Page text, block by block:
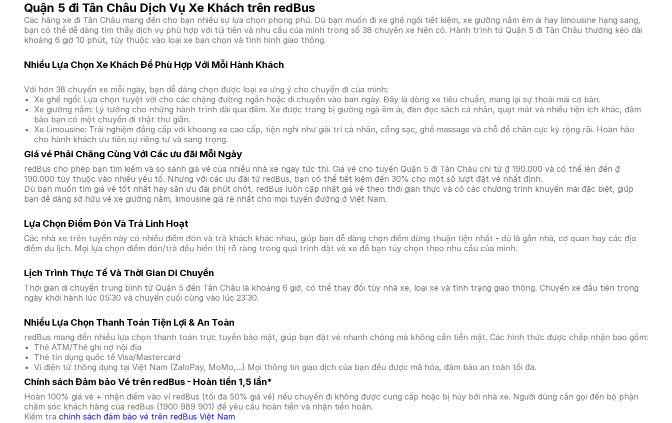
Quận 5 đi Tân Châu Dịch Vụ Xe Khách trên redBus
Các hãng xe đi Tân Châu mang đến cho bạn nhiều sự lựa chọn phong phú. Dù bạn muốn đi xe ghế ngồi tiết kiệm, xe giường nằm êm ái hay limousine hạng sang,
bạn có thể dễ dàng tìm thấy dịch vụ phù hợp với túi tiền và nhu cầu của mình trong số 38 chuyến xe hiện có. Hành trình từ Quận 5 đi Tân Châu thường kéo dài
khoảng 6 giờ 10 phút, tùy thuộc vào loại xe bạn chọn và tình hình giao thông.
Nhiều Lựa Chọn Xe Khách Để Phù Hợp Với Mỗi Hành Khách
Với hơn 38 chuyến xe mỗi ngày, bạn dễ dàng chọn được loại xe ưng ý cho chuyến đi của mình:
Xe ghế ngồi: Lựa chọn tuyệt vời cho các chặng đường ngắn hoặc di chuyển vào ban ngày. Đây là dòng xe tiêu chuẩn, mang lại sự thoải mái cơ bản.
Xe giường nằm: Lý tưởng cho những hành trình dài qua đêm. Xe được trang bị giường ngả êm ái, đèn đọc sách cá nhân, quạt mát và nhiều tiện ích khác, đảm
bảo bạn có một chuyến đi thật thư giãn.
Xe Limousine: Trải nghiệm đẳng cấp với khoang xe cao cấp, tiện nghi như giải trí cá nhân, cổng sạc, ghế massage và chỗ để chân cực kỳ rộng rãi. Hoàn hảo
cho hành khách ưu tiên sự riêng tư và sang trọng.
Giá vé Phải Chăng Cùng Với Các ưu đãi Mỗi Ngày
redBus cho phép bạn tìm kiếm và so sánh giá vé của nhiều nhà xe ngay tức thì. Giá vé cho tuyến Quận 5 đi Tân Châu chỉ từ ₫ 190.000 và có thể lên đến ₫
190.000 tùy thuộc vào nhiều yếu tố. Nhưng với các ưu đãi từ redBus, bạn có thể tiết kiệm đến 30% cho một số lượt đặt vé nhất định.
Dù bạn muốn tìm giá vé tốt nhất hay săn ưu đãi phút chót, redBus luôn cập nhật giá vé theo thời gian thực và có các chương trình khuyến mãi đặc biệt, giúp
bạn dễ dàng sở hữu vé xe giường nằm, limousine giá rẻ nhất cho mọi tuyến đường ở Việt Nam.
Lựa Chọn Điểm Đón Và Trả Linh Hoạt
Các nhà xe trên tuyến này có nhiều điểm đón và trả khách khác nhau, giúp bạn dễ dàng chọn điểm dừng thuận tiện nhất - dù là gần nhà, cơ quan hay các địa
điểm du lịch. Mọi lựa chọn điểm đón/trả đều hiển thị rõ ràng trong quá trình đặt vé xe để bạn tùy chọn theo nhu cầu của mình.
Lịch Trình Thực Tế Và Thời Gian Di Chuyển
Thời gian di chuyển trung bình từ Quận 5 đến Tân Châu là khoảng 6 giờ, có thể thay đổi tùy nhà xe, loại xe và tình trạng giao thông. Chuyến xe đầu tiên trong
ngày khởi hành lúc 05:30 và chuyến cuối cùng vào lúc 23:30.
Nhiều Lựa Chọn Thanh Toán Tiện Lợi & An Toàn
redBus mang đến nhiều lựa chọn thanh toán trực tuyến bảo mật, giúp bạn đặt vé nhanh chóng mà không cần tiền mặt. Các hình thức được chấp nhận bao gồm:
Thẻ ATM/Thẻ ghi nợ nội địa
Thẻ tín dụng quốc tế Visa/Mastercard
Ví điện tử thông dụng tại Việt Nam (ZaloPay, MoMo,...) Mọi thông tin giao dịch của bạn đều được mã hóa, đảm bảo an toàn tối đa.
Chính sách Đảm bảo Vé trên redBus - Hoàn tiền 1,5 lần*
Hoàn 100% giá vé + nhận điểm vào ví redBus (tối đa 50% giá vé) nếu chuyến đi không được cung cấp hoặc bị hủy bởi nhà xe. Người dùng cần gọi đến bộ phận
chăm sóc khách hàng của redBus (1900 989 901) để yêu cầu hoàn tiền và nhận tiền hoàn.
Kiểm tra chính sách đảm bảo vé trên redBus Việt Nam